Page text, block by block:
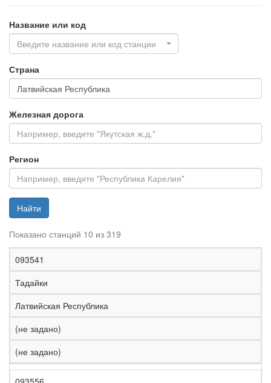
Название или код
Введите название или код станции
Страна
Железная дорога
Регион
Найти
Показано станций 10 из 319
Н
а
з
в
а
С
т
е
е
з
н
я
о
е
093541
Тадайки
Латвийская Республика
(не задано)
(не задано)